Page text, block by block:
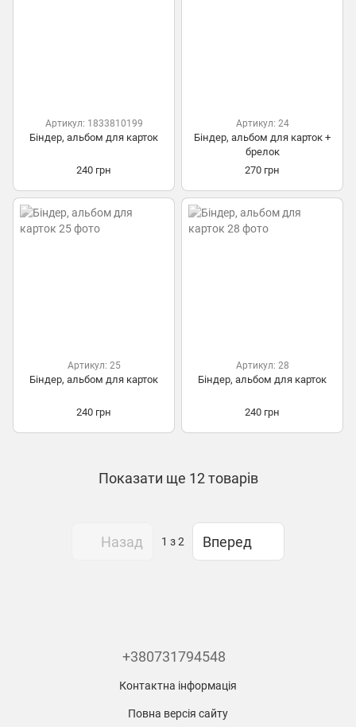
Артикул: 1833810199
Біндер, альбом для карток
240 грн
Артикул: 24
Біндер, альбом для карток +
брелок
270 грн
Артикул: 25
Біндер, альбом для карток
240 грн
Артикул: 28
Біндер, альбом для карток
240 грн
Показати ще 12 товарів
Назад 1 з 2 Вперед
+380731794548
Контактна інформація
Повна версія сайту